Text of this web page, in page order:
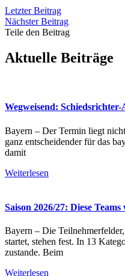
Letzter Beitrag
Nächster Beitrag
Teile den Beitrag
Aktuelle Beiträge
Wegweisend:
Bayern – Der Termin liegt
ganz entscheidender für das
damit
Weiterlesen
Saison 2026/27: Diese
Bayern – Die
startet, stehen fest. In 13
zustande. Beim
Weiterlesen